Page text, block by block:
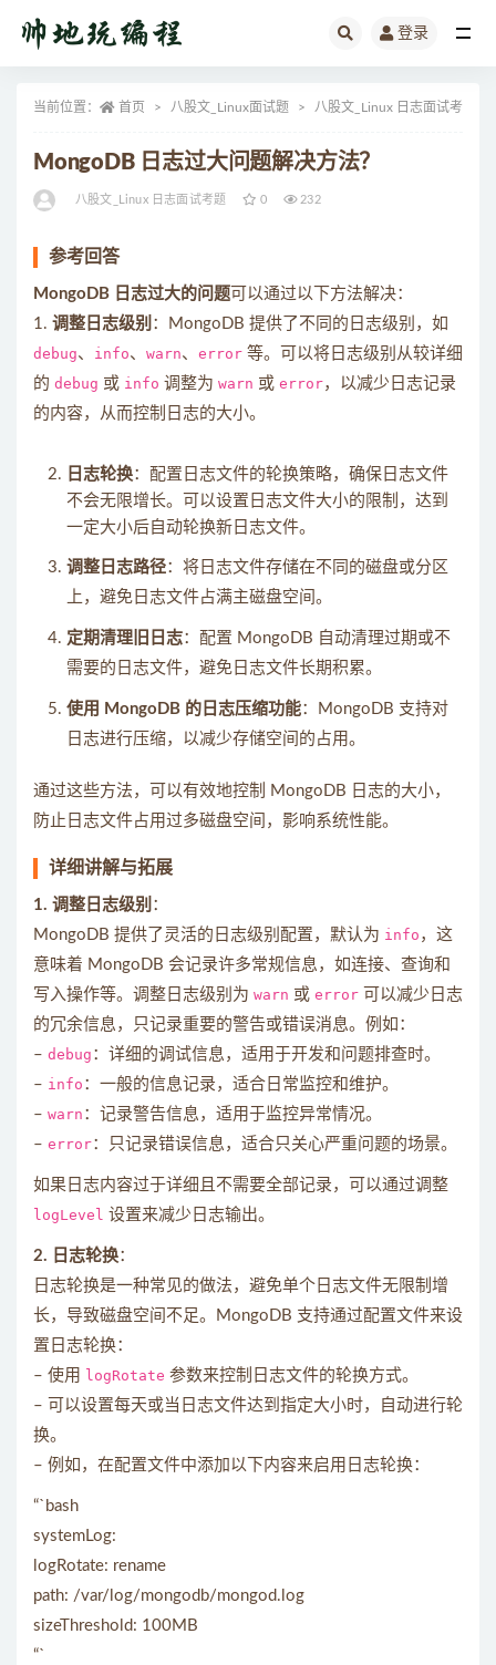
登录
当前位置： 首页 八股文_Linux面试题 八股文_Linux 日志面试考题
MongoDB 日志过大问题解决方法？
八股文_Linux 日志面试考题 0 232
参考回答
MongoDB 日志过大的问题可以通过以下方法解决：
1. 调整日志级别 ：MongoDB 提供了不同的日志级别，如
debug、 info、 warn、 error 等。可以将日志级别从较详细
的 debug 或 info 调整为 warn 或 error，以减少日志记录
的内容，从而控制日志的大小。
日志轮换：配置日志文件的轮换策略，确保日志文件
不会无限增长。可以设置日志文件大小的限制，达到
一定大小后自动轮换新日志文件。
调整日志路径：将日志文件存储在不同的磁盘或分区
上，避免日志文件占满主磁盘空间。
定期清理旧日志：配置 MongoDB 自动清理过期或不
需要的日志文件，避免日志文件长期积累。
使用 MongoDB 的日志压缩功能：MongoDB 支持对
日志进行压缩，以减少存储空间的占用。
通过这些方法，可以有效地控制 MongoDB 日志的大小，
防止日志文件占用过多磁盘空间，影响系统性能。
详细讲解与拓展
1. 调整日志级别 ：
MongoDB 提供了灵活的日志级别配置，默认为 info ，这
意味着 MongoDB 会记录许多常规信息，如连接、查询和
写入操作等。调整日志级别为 warn 或 error 可以减少日志
的冗余信息，只记录重要的警告或错误消息。例如：
– debug ：详细的调试信息，适用于开发和问题排查时。
– info ：一般的信息记录，适合日常监控和维护。
– warn ：记录警告信息，适用于监控异常情况。
– error：只记录错误信息，适合只关心严重问题的场景。
如果日志内容过于详细且不需要全部记录，可以通过调整
logLevel 设置来减少日志输出。
2. 日志轮换：
日志轮换是一种常见的做法，避免单个日志文件无限制增
长，导致磁盘空间不足。MongoDB 支持通过配置文件来设
置日志轮换：
– 使用 logRotate 参数来控制日志文件的轮换方式。
– 可以设置每天或当日志文件达到指定大小时，自动进行轮
换。
– 例如，在配置文件中添加以下内容来启用日志轮换：
“`bash
systemLog:
logRotate: rename
path: /var/log/mongodb/mongod.log
sizeThreshold: 100MB
“`